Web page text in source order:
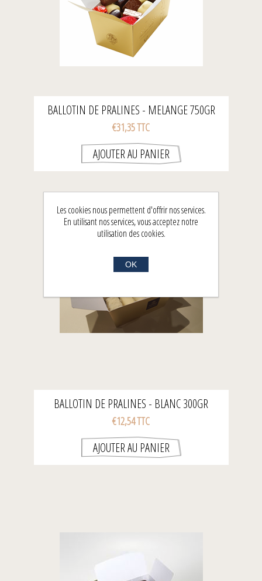
BALLOTIN DE PRALINES - MELANGE 750GR
€31,35 TTC
BALLOTIN DE PRALINES - BLANC 300GR
€12,54 TTC
Les cookies nous permettent d'offrir nos services.
En utilisant nos services, vous acceptez notre
utilisation des cookies.
OK